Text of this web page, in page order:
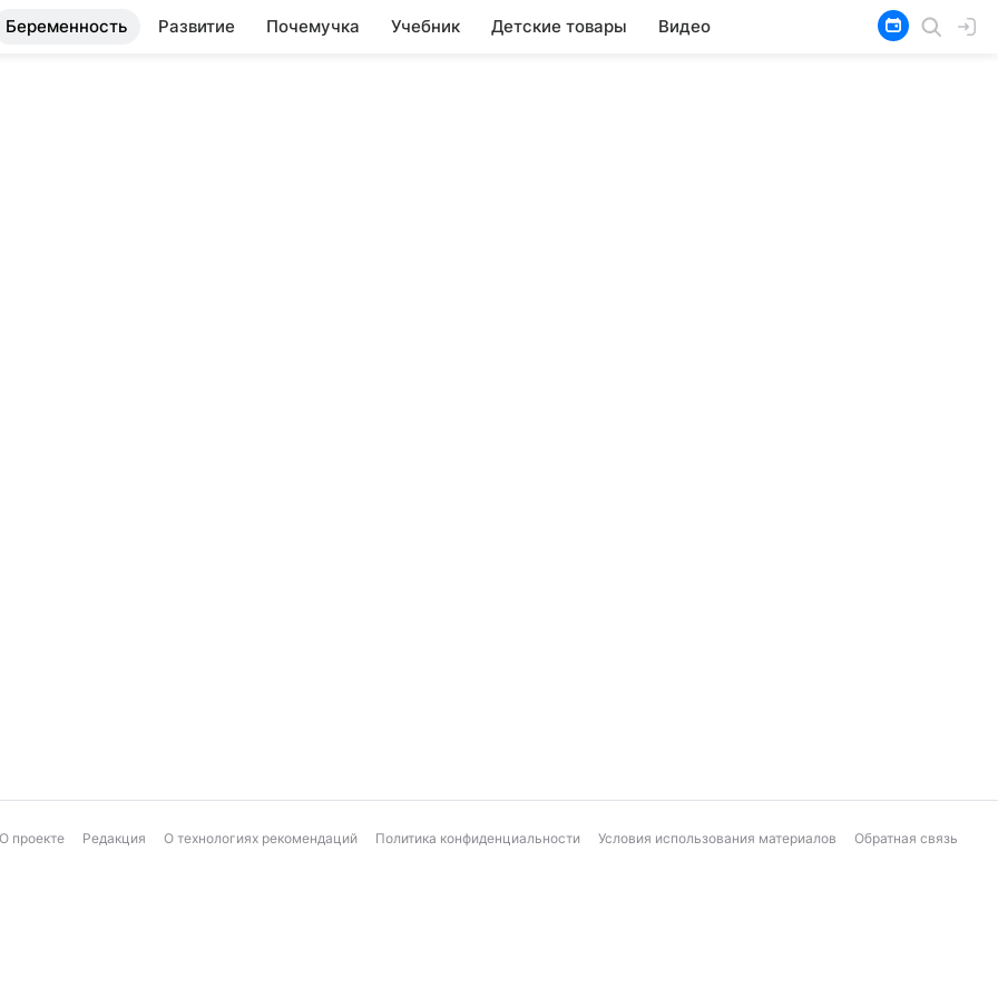
Беременность Развитие Почемучка Учебник Детские товары Видео
О проекте Редакция О технологиях рекомендаций Политика конфиденциальности Условия использования материалов Обратная связь